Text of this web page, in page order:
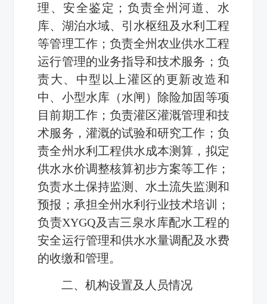
理、安全鉴定；负责全州河道、水
库、湖泊水域、引水枢纽及水利工程
等管理工作；负责全州农业供水工程
运行管理的业务指导和技术服务；负
责大、中型以上灌区的更新改造和
中、小型水库（水闸）除险加固等项
目前期工作；负责灌区灌溉管理和技
术服务，灌溉的试验和研究工作；负
责全州水利工程供水成本测算，拟定
供水水价调整核算初步方案等工作；
负责水土保持监测、水土流失监测和
预报；承担全州水利行业技术培训；
负责XYGQ及吉三泉水库配水工程的
安全运行管理和供水水量调配及水费
的收缴和管理。
二、机构设置及人员情况